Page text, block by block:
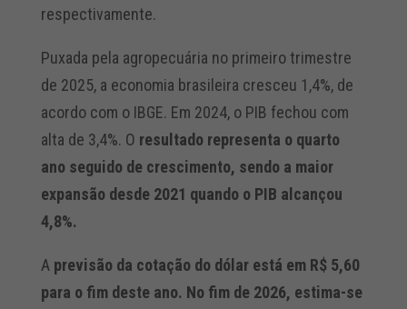
respectivamente.
Puxada pela agropecuária no primeiro trimestre
de 2025, a economia brasileira cresceu 1,4%, de
acordo com o IBGE. Em 2024, o PIB fechou com
alta de 3,4%. O resultado representa o quarto
ano seguido de crescimento, sendo a maior
expansão desde 2021 quando o PIB alcançou
4,8%.
A previsão da cotação do dólar está em R$ 5,60
para o fim deste ano. No fim de 2026, estima-se